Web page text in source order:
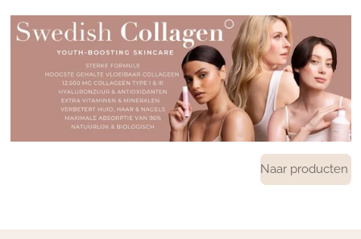
Naar producten